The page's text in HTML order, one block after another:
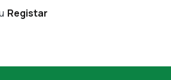
Registar